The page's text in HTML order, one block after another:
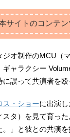
サイトのコンテ
ジオ制作のMCU（
ギャラクシー
に誤って共演者を
ス・ショーに出演
スタ）を見て育っ
」と彼との共演を